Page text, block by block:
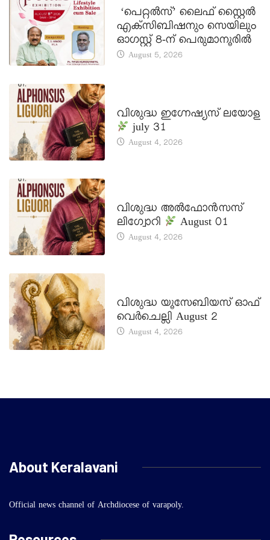
‘പെറ്റൽസ്’ ലൈഫ് സ്റ്റൈൽ
എക്സിബിഷനും സെയിലും
ഓഗസ്റ്റ് 8-ന് പെരുമാനൂരിൽ
August 5, 2026
വിശുദ്ധ ഇഗ്നേഷ്യസ് ലയോള
july 31
August 4, 2026
വിശുദ്ധ അൽഫോൻസസ്
ലിഗ്വോറി
August 01
August 4, 2026
വിശുദ്ധ യൂസേബിയസ് ഓഫ്
വെർചെല്ലി August 2
August 4, 2026
About Keralavani
Official news channel of Archdiocese of varapoly.